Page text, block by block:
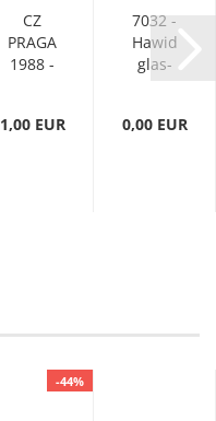
CZ
PRAGA
1988 -
mar­ken
1,00 EUR
7032 -
Hawid
glas­
0,00 EUR
-44%